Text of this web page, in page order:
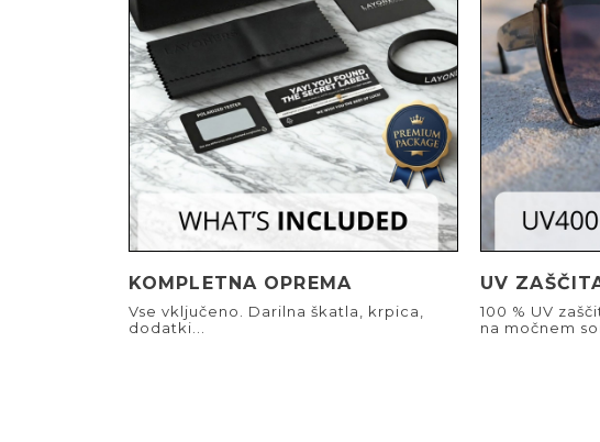
KOMPLETNA OPREMA
Vse vključeno. Darilna škatla, krpica,
dodatki...
UV
100 % UV
na močnem